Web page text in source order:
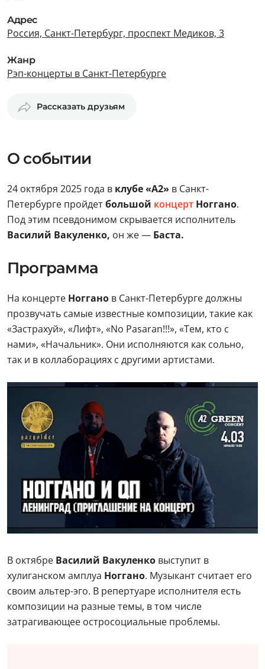
Адрес
Россия, Санкт-Петербург, проспект Медиков, 3
Жанр
Рэп-концерты в Санкт-Петербурге
Рассказать друзьям
О событии
24 октября 2025 года в клубе «А2» в Санкт-
Петербурге пройдетбольшой концерт Ноггано.
Под этим псевдонимом скрывается исполнитель
Василий Вакуленко, он же — Баста.
Программа
На концерте Ноггано в Санкт-Петербурге должны
прозвучать самые известные композиции, такие как
«Застрахуй», «Лифт», «No Pasaran!!!», «Тем, кто с
нами», «Начальник». Они исполняются как сольно,
так и в коллаборациях с другими артистами.
В октябре Василий Вакуленко выступит в
хулиганском амплуа Ноггано. Музыкант считает его
своим альтер-эго. В репертуаре исполнителя есть
композиции на разные темы, в том числе
затрагивающее остросоциальные проблемы.